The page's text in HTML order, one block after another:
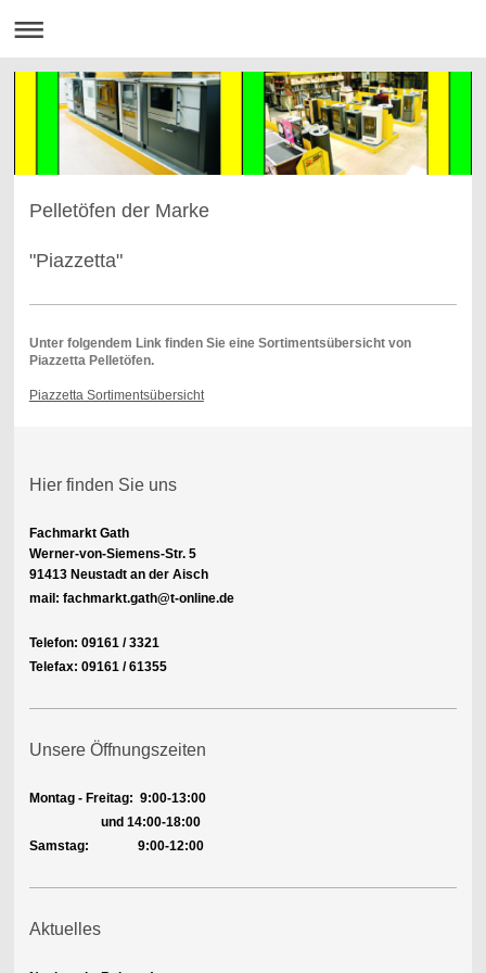
Pelletöfen der Marke
"Piazzetta"
Unter folgendem Link finden Sie eine Sortimentsübersicht von
Piazzetta Pelletöfen.
Piazzetta Sortimentsübersicht
Hier finden Sie uns
Fachmarkt Gath
Werner-von-Siemens-Str. 5
91413 Neustadt an der Aisch
mail: fachmarkt.gath@t-online.de
Telefon: 09161 / 3321
Telefax: 09161 / 61355
Unsere Öffnungszeiten
Montag - Freitag: 9:00-13:00
und 14:00-18:00
Samstag: 9:00-12:00
Aktuelles